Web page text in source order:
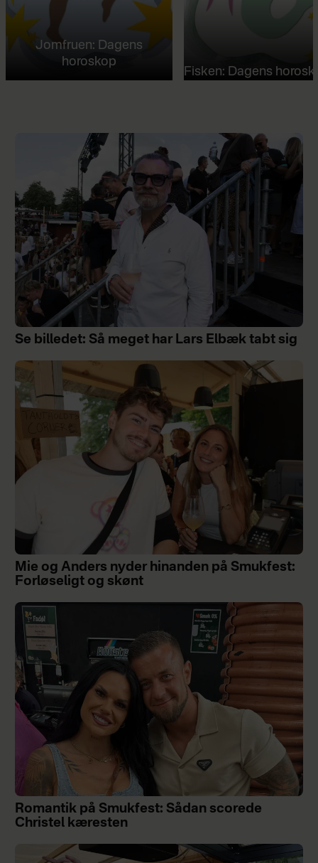
Jomfruen: Dagens
horoskop
Fisken: Dagens
Se billedet: Så meget har Lars Elbæk tabt sig
Mie og Anders nyder hinanden på Smukfest:
Forløseligt og skønt
Romantik på Smukfest: Sådan scorede
Christel kæresten